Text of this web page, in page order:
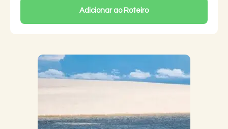
Adicionar ao Roteiro